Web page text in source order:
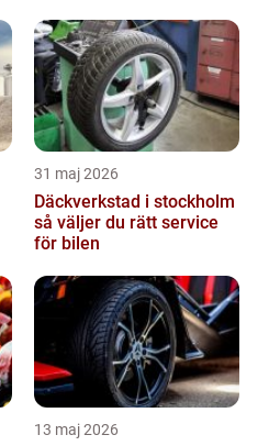
31 maj 2026
Däckverkstad i stockholm
så väljer du rätt service
för bilen
13 maj 2026